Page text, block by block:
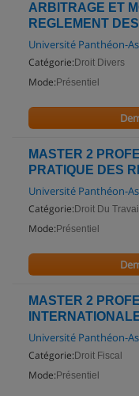
ARBITRAGE ET
REGLEMENT
Université Panthéon-
Catégorie: Droit Divers
Mode: Présentiel
MASTER 2
PRATIQUE DES
Université Panthéon-
Catégorie: Droit Du
Mode: Présentiel
MASTER 2
Université Panthéon-
Catégorie: Droit Fiscal
Mode: Présentiel